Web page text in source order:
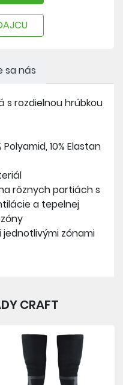
sa nás
s rozdielnou hrúbkou
10% Elastan
rôznych partiách s
a tepelnej
zónami
CRAFT